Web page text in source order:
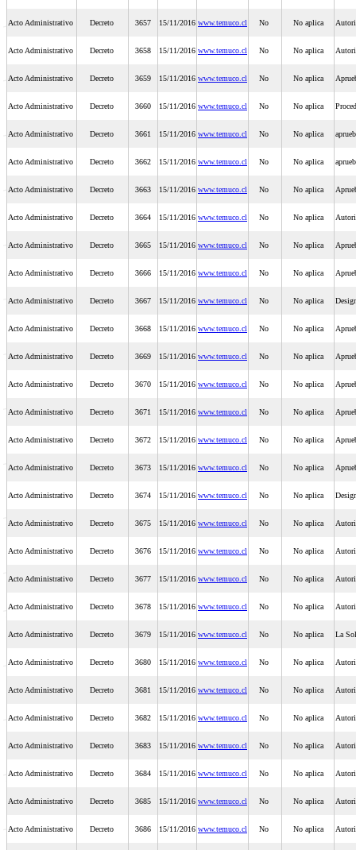
Acto Administrativo Decreto 3657 15/11/2016 www.temuco.cl No No aplica
Acto Administrativo Decreto 3658 15/11/2016 www.temuco.cl No No aplica
Acto Administrativo Decreto 3659 15/11/2016 www.temuco.cl No No aplica
Acto Administrativo Decreto 3660 15/11/2016 www.temuco.cl No No aplica
Acto Administrativo Decreto 3661 15/11/2016 www.temuco.cl No No aplica
Acto Administrativo Decreto 3662 15/11/2016 www.temuco.cl No No aplica
Acto Administrativo Decreto 3663 15/11/2016 www.temuco.cl No No aplica
Acto Administrativo Decreto 3664 15/11/2016 www.temuco.cl No No aplica
Acto Administrativo Decreto 3665 15/11/2016 www.temuco.cl No No aplica
Acto Administrativo Decreto 3666 15/11/2016 www.temuco.cl No No aplica
Acto Administrativo Decreto 3667 15/11/2016 www.temuco.cl No No aplica
Acto Administrativo Decreto 3668 15/11/2016 www.temuco.cl No No aplica
Acto Administrativo Decreto 3669 15/11/2016 www.temuco.cl No No aplica
Acto Administrativo Decreto 3670 15/11/2016 www.temuco.cl No No aplica
Acto Administrativo Decreto 3671 15/11/2016 www.temuco.cl No No aplica
Acto Administrativo Decreto 3672 15/11/2016 www.temuco.cl No No aplica
Acto Administrativo Decreto 3673 15/11/2016 www.temuco.cl No No aplica
Acto Administrativo Decreto 3674 15/11/2016 www.temuco.cl No No aplica
Acto Administrativo Decreto 3675 15/11/2016 www.temuco.cl No No aplica
Acto Administrativo Decreto 3676 15/11/2016 www.temuco.cl No No aplica
Acto Administrativo Decreto 3677 15/11/2016 www.temuco.cl No No aplica
Acto Administrativo Decreto 3678 15/11/2016 www.temuco.cl No No aplica
Acto Administrativo Decreto 3679 15/11/2016 www.temuco.cl No No aplica La
Acto Administrativo Decreto 3680 15/11/2016 www.temuco.cl No No aplica
Acto Administrativo Decreto 3681 15/11/2016 www.temuco.cl No No aplica
Acto Administrativo Decreto 3682 15/11/2016 www.temuco.cl No No aplica
Acto Administrativo Decreto 3683 15/11/2016 www.temuco.cl No No aplica
Acto Administrativo Decreto 3684 15/11/2016 www.temuco.cl No No aplica
Acto Administrativo Decreto 3685 15/11/2016 www.temuco.cl No No aplica
Acto Administrativo Decreto 3686 15/11/2016 www.temuco.cl No No aplica